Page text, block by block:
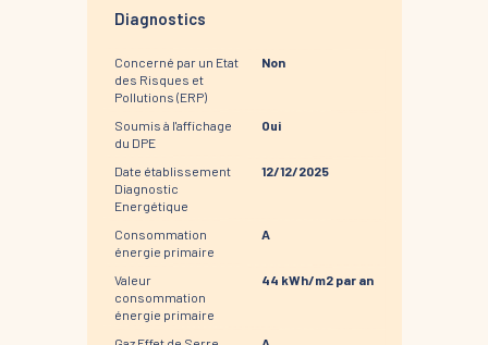
Diagnostics
Concerné par un Etat
des Risques et
Pollutions (ERP)
Non
Soumis à l'affichage
du DPE
Oui
Date établissement
Diagnostic
Energétique
12/12/2025
Consommation
énergie primaire
A
Valeur
consommation
énergie primaire
44 kWh/m2 par an